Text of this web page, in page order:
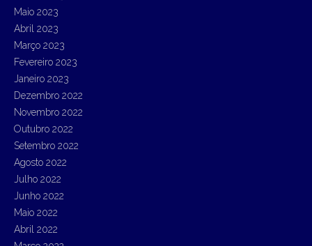
Maio 2023
Abril 2023
Março 2023
Fevereiro 2023
Janeiro 2023
Dezembro 2022
Novembro 2022
Outubro 2022
Setembro 2022
Agosto 2022
Julho 2022
Junho 2022
Maio 2022
Abril 2022